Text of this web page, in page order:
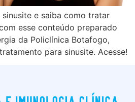
e saiba como tratar
esse conteúdo preparado
da Policlínica Botafogo,
para sinusite. Acesse!